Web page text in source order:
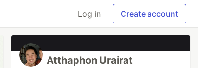
Log in Create account
Atthaphon Urairat